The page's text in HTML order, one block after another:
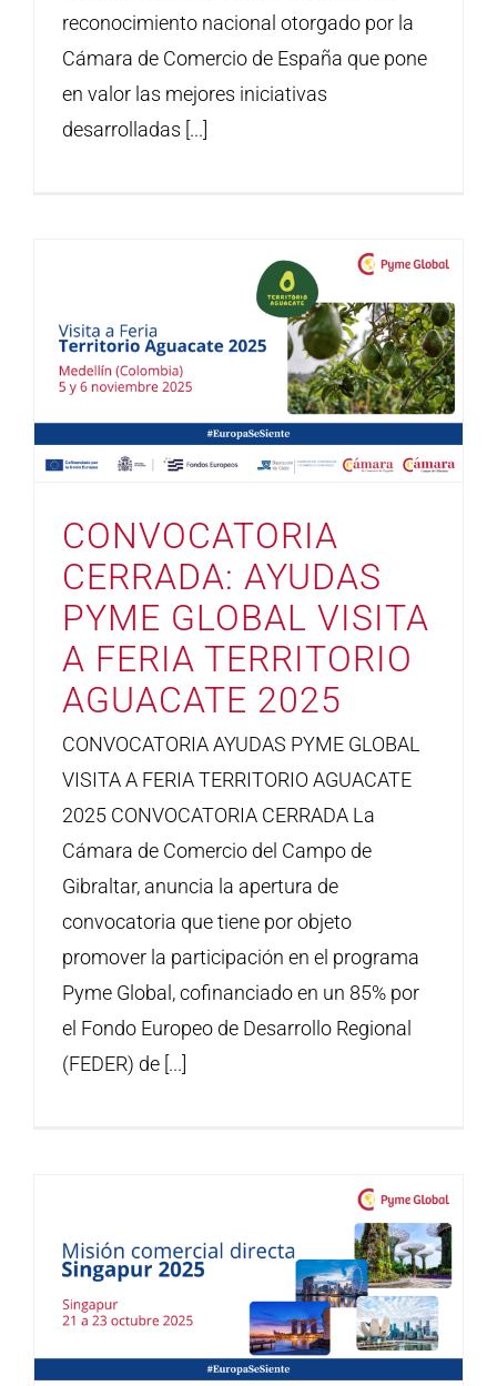
reconocimiento nacional otorgado por la
Cámara de Comercio de España que pone
en valor las mejores iniciativas
desarrolladas [...]
CONVOCATORIA
CERRADA: AYUDAS
PYME GLOBAL VISITA
A FERIA TERRITORIO
AGUACATE 2025
CONVOCATORIA AYUDAS PYME GLOBAL
VISITA A FERIA TERRITORIO AGUACATE
2025 CONVOCATORIA CERRADA La
Cámara de Comercio del Campo de
Gibraltar, anuncia la apertura de
convocatoria que tiene por objeto
promover la participación en el programa
Pyme Global, cofinanciado en un 85% por
el Fondo Europeo de Desarrollo Regional
(FEDER) de [...]